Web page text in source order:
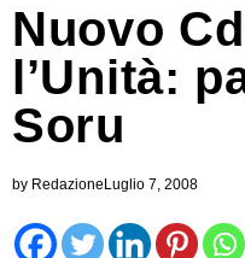
Nuovo
l’Unità:
Soru
by RedazioneLuglio 7, 2008